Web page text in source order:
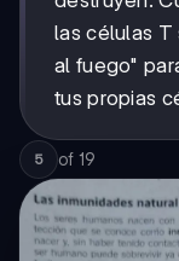
las células T
al fuego"
tus propias
5 of 19